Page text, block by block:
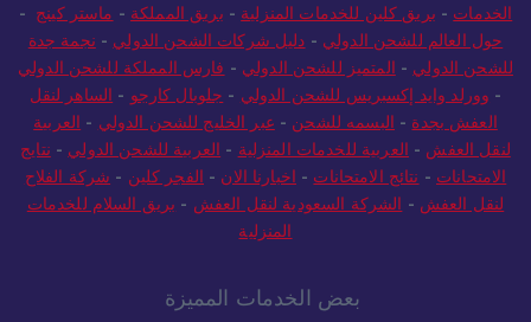
الخدمات - بريق كلين للخدمات المنزلية - بريق المملكة - ماستر كينج -
حول العالم للشحن الدولي - دليل شركات الشحن الدولي - نجمة جدة
للشحن الدولي - المتميز للشحن الدولي - فارس المملكة للشحن الدولي
- وورلد وايد إكسبريس للشحن الدولي - جلوبال كارجو - الساهر لنقل
العفش بجدة - البسمه للشحن - عبر الخليج للشحن الدولي - العربية
لنقل العفش - العربية للخدمات المنزلية - العربية للشحن الدولي - نتايج
الامتحانات - نتائج الامتحانات - اخبارنا الان - الفجر كلين - شركة الفلاح
لنقل العفش - الشركة السعودية لنقل العفش - بريق السلام للخدمات
المنزلية
بعض الخدمات المميزة